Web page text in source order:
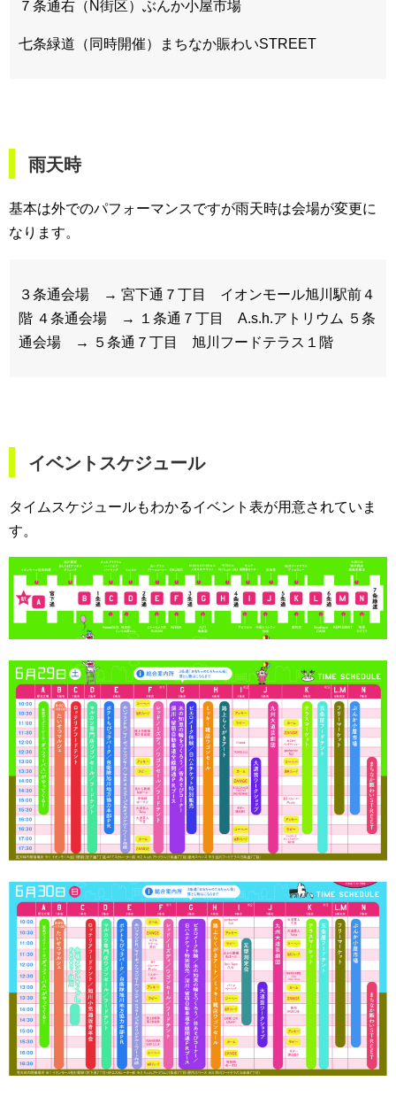
７条通右（N街区）ぶんか小屋市場
七条緑道（同時開催）まちなか賑わいSTREET
雨天時
基本は外でのパフォーマンスですが雨天時は会場が変更に
なります。
３条通会場 → 宮下通７丁目 イオンモール旭川駅前４
階 ４条通会場 → １条通７丁目 A.s.h.アトリウム ５条
通会場 → ５条通７丁目 旭川フードテラス１階
イベントスケジュール
タイムスケジュールもわかるイベント表が用意されていま
す。